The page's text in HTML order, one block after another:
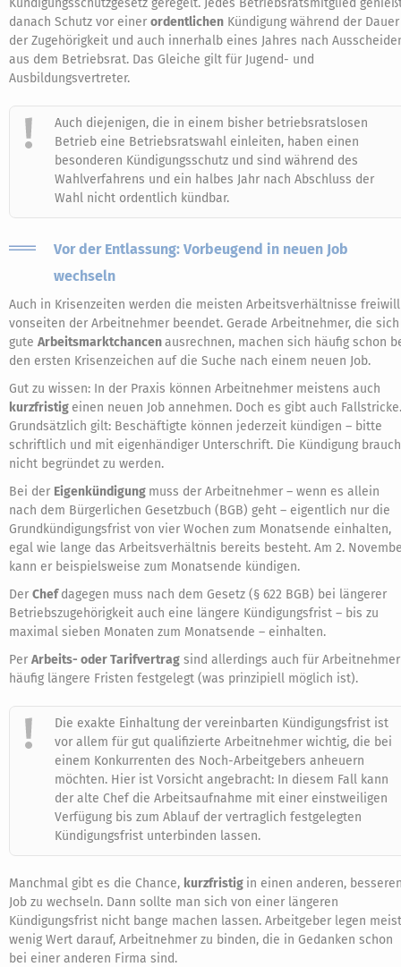
Kündigungsschutzgesetz geregelt. Jedes Betriebsratsmitglied
danach Schutz vor einer ordentlichen Kündigung während der Dauer
der Zugehörigkeit und auch innerhalb eines Jahres nach
aus dem Betriebsrat. Das Gleiche gilt für Jugend- und
Ausbildungsvertreter.
Auch diejenigen, die in einem bisher betriebsratslosen
Betrieb eine Betriebsratswahl einleiten, haben einen
besonderen Kündigungsschutz und sind während des
Wahlverfahrens und ein halbes Jahr nach Abschluss der
Wahl nicht ordentlich kündbar.
Vor der Entlassung: Vorbeugend in neuen Job
wechseln
Auch in Krisenzeiten werden die meisten Arbeitsverhältnisse
vonseiten der Arbeitnehmer beendet. Gerade Arbeitnehmer, die sich
gute Arbeitsmarktchancenausrechnen, machen sich häufig schon
den ersten Krisenzeichen auf die Suche nach einem neuen Job.
Gut zu wissen: In der Praxis können Arbeitnehmer meistens auch
kurzfristig einen neuen Job annehmen. Doch es gibt auch Fallstricke.
Grundsätzlich gilt: Beschäftigte können jederzeit kündigen – bitte
schriftlich und mit eigenhändiger Unterschrift. Die Kündigung
nicht begründet zu werden.
Bei der Eigenkündigung muss der Arbeitnehmer – wenn es allein
nach dem Bürgerlichen Gesetzbuch (BGB) geht – eigentlich nur die
Grundkündigungsfrist von vier Wochen zum Monatsende einhalten,
egal wie lange das Arbeitsverhältnis bereits besteht. Am 2.
kann er beispielsweise zum Monatsende kündigen.
Der Chefdagegen muss nach dem Gesetz (§ 622 BGB) bei längerer
Betriebszugehörigkeit auch eine längere Kündigungsfrist – bis zu
maximal sieben Monaten zum Monatsende – einhalten.
Per Arbeits- oder Tarifvertrag sind allerdings auch für Arbeitnehmer
häufig längere Fristen festgelegt (was prinzipiell möglich ist).
Die exakte Einhaltung der vereinbarten Kündigungsfrist ist
vor allem für gut qualifizierte Arbeitnehmer wichtig, die bei
einem Konkurrenten des Noch-Arbeitgebers anheuern
möchten. Hier ist Vorsicht angebracht: In diesem Fall kann
der alte Chef die Arbeitsaufnahme mit einer einstweiligen
Verfügung bis zum Ablauf der vertraglich festgelegten
Kündigungsfrist unterbinden lassen.
Manchmal gibt es die Chance, kurzfristig in einen anderen,
Job zu wechseln. Dann sollte man sich von einer längeren
Kündigungsfrist nicht bange machen lassen. Arbeitgeber legen meist
wenig Wert darauf, Arbeitnehmer zu binden, die in Gedanken schon
bei einer anderen Firma sind.